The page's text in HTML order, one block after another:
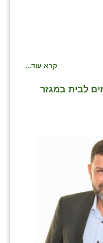
קרא עוד...
לבית במגזר